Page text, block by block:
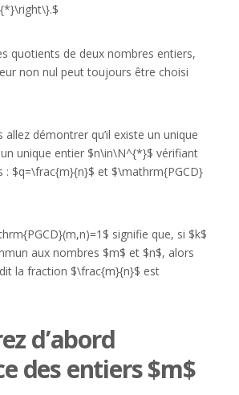
quotients de deux nombres entiers,
non nul peut toujours être choisi
allez démontrer qu’il existe un unique
unique entier $n\in\N^{*}$ vérifiant
: $q=\frac{m}{n}$ et $\mathrm{PGCD}
signifie que, si $k$
aux nombres $m$ et $n$, alors
la fraction $\frac{m}{n}$ est
d’abord
des entiers $m$